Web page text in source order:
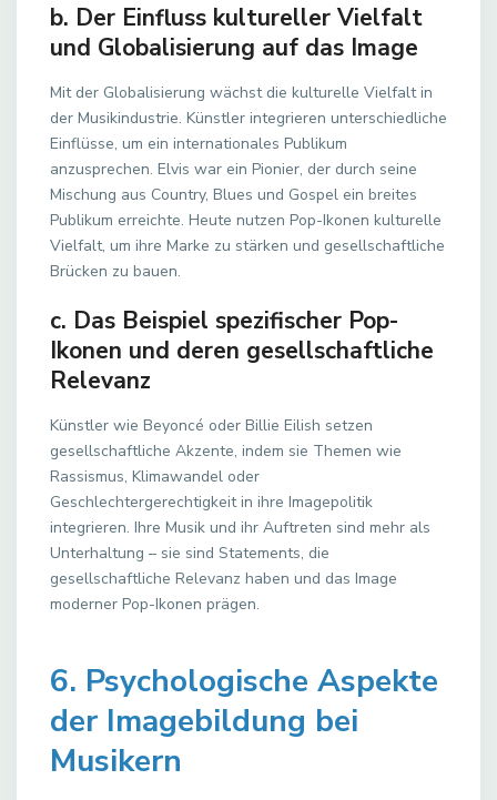
b. Der Einfluss kultureller Vielfalt
und Globalisierung auf das Image
Mit der Globalisierung wächst die kulturelle Vielfalt in
der Musikindustrie. Künstler integrieren unterschiedliche
Einflüsse, um ein internationales Publikum
anzusprechen. Elvis war ein Pionier, der durch seine
Mischung aus Country, Blues und Gospel ein breites
Publikum erreichte. Heute nutzen Pop-Ikonen kulturelle
Vielfalt, um ihre Marke zu stärken und gesellschaftliche
Brücken zu bauen.
c. Das Beispiel spezifischer Pop-
Ikonen und deren gesellschaftliche
Relevanz
Künstler wie Beyoncé oder Billie Eilish setzen
gesellschaftliche Akzente, indem sie Themen wie
Rassismus, Klimawandel oder
Geschlechtergerechtigkeit in ihre Imagepolitik
integrieren. Ihre Musik und ihr Auftreten sind mehr als
Unterhaltung – sie sind Statements, die
gesellschaftliche Relevanz haben und das Image
moderner Pop-Ikonen prägen.
6. Psychologische Aspekte
der Imagebildung bei
Musikern